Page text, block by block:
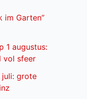
im Garten”
1 augustus:
vol sfeer
juli: grote